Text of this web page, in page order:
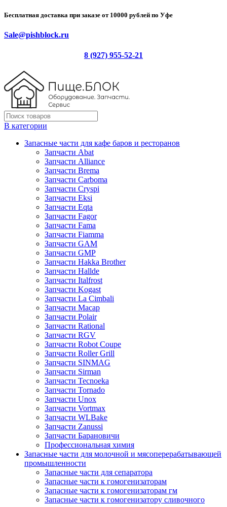
Бесплатная доставка при заказе от 10000 рублей по Уфе
Sale@pishblock.ru
8 (927) 955-52-21
В категории
Запасные части для кафе баров и ресторанов
Запчасти Abat
Запчасти Alliance
Запчасти Brema
Запчасти Carboma
Запчасти Cryspi
Запчасти Eksi
Запчасти Eqta
Запчасти Fagor
Запчасти Fama
Запчасти Fiamma
Запчасти GAM
Запчасти GMP
Запчасти Hakka Brother
Запчасти Hallde
Запчасти Italfrost
Запчасти Kogast
Запчасти La Cimbali
Запчасти Macap
Запчасти Polair
Запчасти Rational
Запчасти RGV
Запчасти Robot Coupe
Запчасти Roller Grill
Запчасти SINMAG
Запчасти Sirman
Запчасти Tecnoeka
Запчасти Tornado
Запчасти Unox
Запчасти Vortmax
Запчасти WLBake
Запчасти Zanussi
Запчасти Барановичи
Профессиональная химия
Запасные части для молочной и мясоперерабатывающей
промышленности
Запасные части для сепаратора
Запасные части к гомогенизаторам
Запасные части к гомогенизаторам гм
Запасные части к гомогенизатору сливочного